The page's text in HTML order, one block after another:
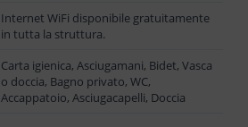
Internet WiFi disponibile gratuitamente
in tutta la struttura.
Carta igienica, Asciugamani, Bidet, Vasca
o doccia, Bagno privato, WC,
Accappatoio, Asciugacapelli, Doccia